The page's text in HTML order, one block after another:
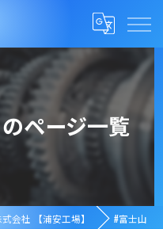
ページ一覧
会社 【浦安工場】 #富士山